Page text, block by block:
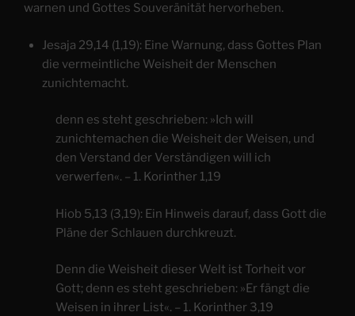
warnen und Gottes Souveränität hervorheben.
Jesaja 29,14 (1,19): Eine Warnung, dass Gottes Plan
die vermeintliche Weisheit der Menschen
zunichtemacht.
denn es steht geschrieben: »Ich will
zunichtemachen die Weisheit der Weisen, und
den Verstand der Verständigen will ich
verwerfen«. – 1. Korinther 1,19
Hiob 5,13 (3,19): Ein Hinweis darauf, dass Gott die
Pläne der Schlauen durchkreuzt.
Denn die Weisheit dieser Welt ist Torheit vor
Gott; denn es steht geschrieben: »Er fängt die
Weisen in ihrer List«. – 1. Korinther 3,19